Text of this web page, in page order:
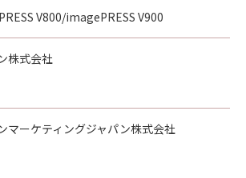
V800/imagePRESS V900
株式会社
マーケティングジャパン株式会社